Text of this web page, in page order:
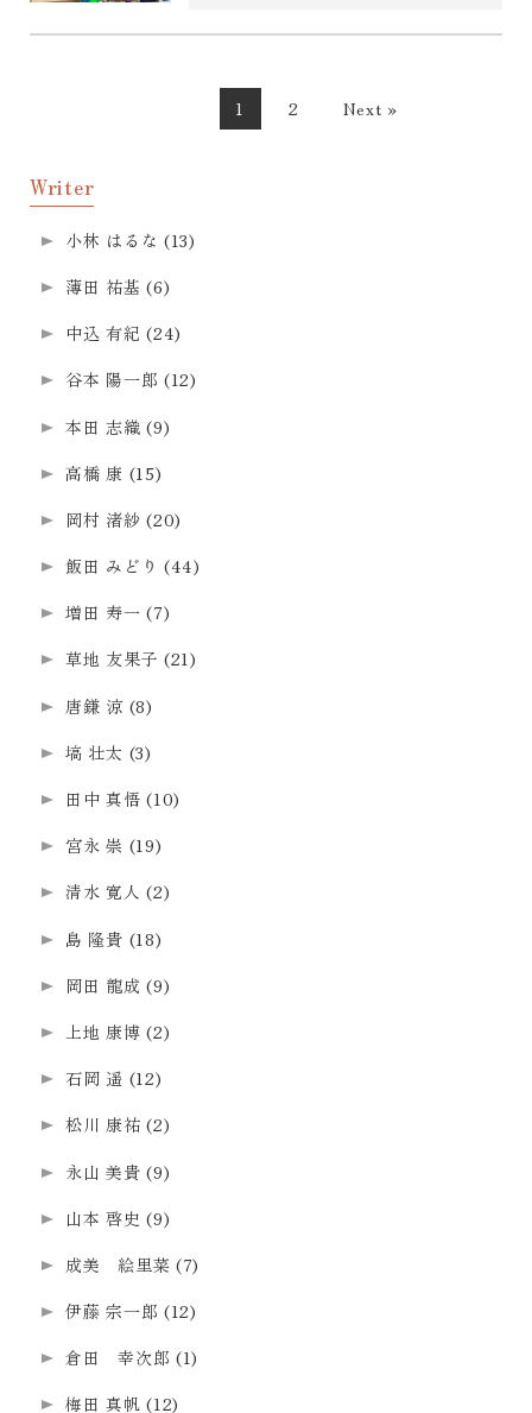
1 2 Next »
Writer
小林 はるな (13)
薄田 祐基 (6)
中込 有紀 (24)
谷本 陽一郎 (12)
本田 志織 (9)
高橋 康 (15)
岡村 渚紗 (20)
飯田 みどり (44)
増田 寿一 (7)
草地 友果子 (21)
唐鎌 涼 (8)
塙 壮太 (3)
田中 真悟 (10)
宮永 崇 (19)
清水 寛人 (2)
島 隆貴 (18)
岡田 龍成 (9)
上地 康博 (2)
石岡 遥 (12)
松川 康祐 (2)
永山 美貴 (9)
山本 啓史 (9)
成美 絵里菜 (7)
伊藤 宗一郎 (12)
倉田 幸次郎 (1)
梅田 真帆 (12)